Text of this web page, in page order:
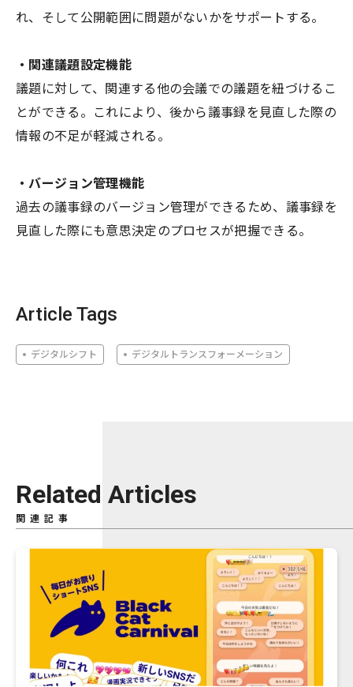
れ、そして公開範囲に問題がないかをサポートする。
・関連議題設定機能
議題に対して、関連する他の会議での議題を紐づけるこ
とができる。これにより、後から議事録を見直した際の
情報の不足が軽減される。
・バージョン管理機能
過去の議事録のバージョン管理ができるため、議事録を
見直した際にも意思決定のプロセスが把握できる。
Article Tags
デジタルシフト デジタルトランスフォーメーション
Related Articles
関連記事